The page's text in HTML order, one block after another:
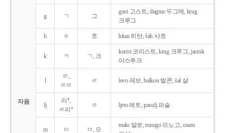
자음
g ㄱ 그
gost 고스트, dugme 두그메, krug
크루그
h ㅎ 흐 hitan 히탄, šah 샤흐
k ㅋ ㄱ, 크
korist 코리스트, krug 크루그, jastuk
야스투크
l
ㄹ,
ㄹㄹ
ㄹ levo 레보, balkon 발콘, šal 샬
lj
리*,
ㄹ리*
ㄹ ljeto 레토, pasulj 파술
m ㅁ ㅁ, 므
malo 말로, mnogo 므노고, osam